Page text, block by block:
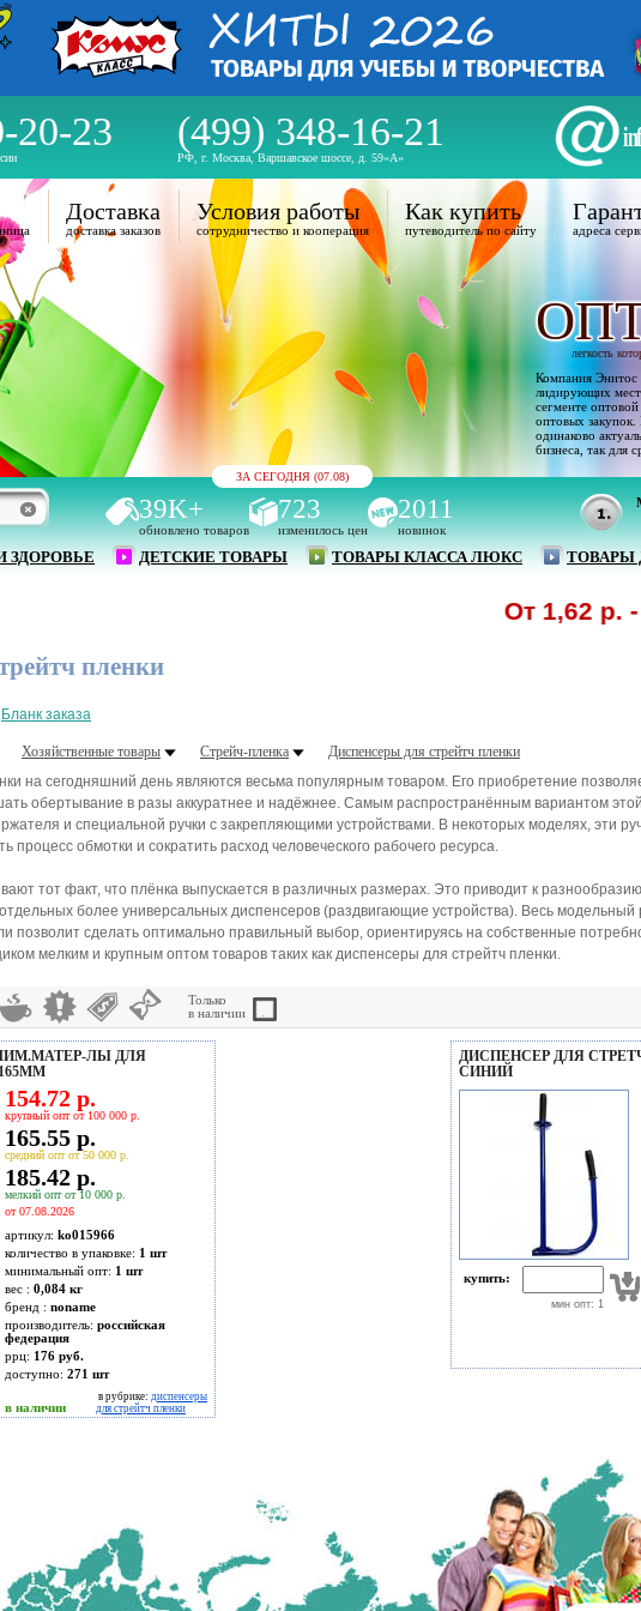
20-23 (499) 348-16-21
РФ, г. Москва, Варшавское шоссе, д. 59«А»
ЗА СЕГОДНЯ (07.08)
39K+
обновлено товаров
723
изменилось цен
2011
новинок
ЗДОРОВЬЕ ДЕТСКИЕ ТОВАРЫ ТОВАРЫ КЛАССА ЛЮКС ТОВАРЫ
Доставка
доставка заказов
Условия работы
сотрудничество и кооперация
Как купить
путеводитель по сайту адреса
легкость
Компания Энитос
лидирующих
сегменте
оптовых
одинаково
бизнеса, так для
От 1,62 р. -
пленки
Бланк заказа
Хозяйственные товары Стрейч-пленка
Диспенсеры для стрейтч пленки
на сегодняшний день являются весьма популярным товаром. Его приобретение
обертывание в разы аккуратнее и надёжнее. Самым распространённым вариантом
и специальной ручки с закрепляющими устройствами. В некоторых моделях, эти
процесс обмотки и сократить расход человеческого рабочего ресурса.
тот факт, что плёнка выпускается в различных размерах. Это приводит к
более универсальных диспенсеров (раздвигающие устройства). Весь
позволит сделать оптимально правильный выбор, ориентируясь на собственные
мелким и крупным оптом товаров таких как диспенсеры для стрейтч пленки.
Только
в наличии
ЛЫ ДЛЯ
154.72 р.
крупный опт от 100 000 р.
165.55 р.
средний опт от 50 000 р.
185.42 р.
мелкий опт от 10 000 р.
от 07.08.2026
артикул: ko015966
количество в упаковке: 1 шт
минимальный опт: 1 шт
вес : 0,084 кг
бренд : noname
производитель: российская
федерация
ррц: 176 руб.
доступно: 271 шт
в наличии
в рубрике: диспенсеры
для стрейтч пленки
ДИСПЕНСЕР ДЛЯ
СИНИЙ
купить:
мин опт: 1